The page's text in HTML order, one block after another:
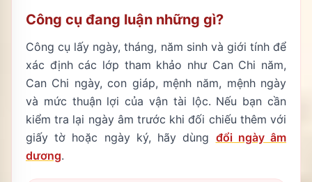
Công cụ đang luận những gì?
Công cụ lấy ngày, tháng, năm sinh và giới tính để
xác định các lớp tham khảo như Can Chi năm,
Can Chi ngày, con giáp, mệnh năm, mệnh ngày
và mức thuận lợi của vận tài lộc. Nếu bạn cần
kiểm tra lại ngày âm trước khi đối chiếu thêm với
giấy tờ hoặc ngày ký, hãy dùng đổi ngày âm
dương.